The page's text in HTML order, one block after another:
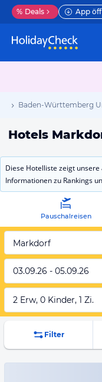
% Deals App
Baden-Württemberg
Hotels
Diese Hotelliste zeigt
Informationen zu Rankings
Pauschalreisen
Markdorf
03.09.26 - 05.09.26
2 Erw, 0 Kinder, 1 Zi.
Filter